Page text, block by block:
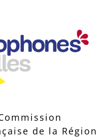
de la Région